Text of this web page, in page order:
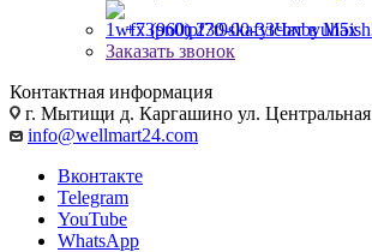
+7 (960) 230-00-33Чат в Max
Заказать звонок
Контактная информация
г. Мытищи д. Каргашино ул. Центральная
info@wellmart24.com
Вконтакте
Telegram
YouTube
WhatsApp